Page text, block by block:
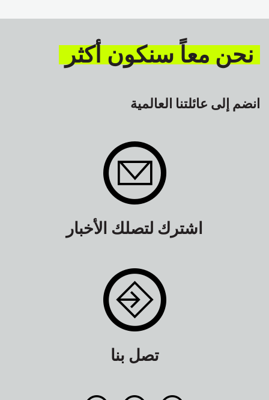
نحن معاً سنكون أكثر
انضم إلى عائلتنا العالمية
اشترك لتصلك الأخبار
تصل بنا